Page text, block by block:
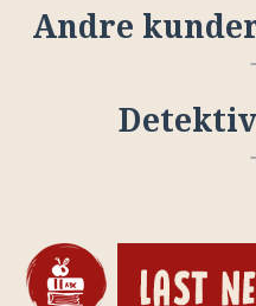
Andre